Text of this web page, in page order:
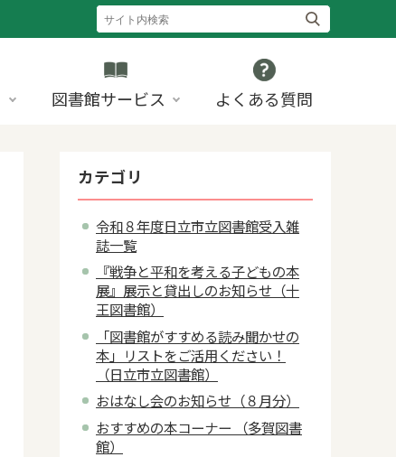
図書館サービス よくある質問
カテゴリ
令和８年度日立市立図書館受入雑
誌一覧
『戦争と平和を考える子どもの本
展』展示と貸出しのお知らせ（十
王図書館）
「図書館がすすめる読み聞かせの
本」リストをご活用ください！
（日立市立図書館）
おはなし会のお知らせ（８月分）
おすすめの本コーナー （多賀図書
館）